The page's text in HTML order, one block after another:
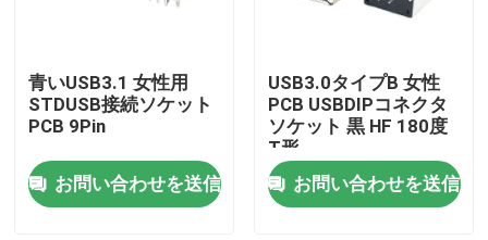
ホーム
青いUSB3.1 女性用
STDUSB接続ソケット
PCB 9Pin
お問い合わせを送信
USB3.0タイプB 女性
PCB USBDIPコネクタ
ソケット 黒 HF 180度
T形
お問い合わせを送信